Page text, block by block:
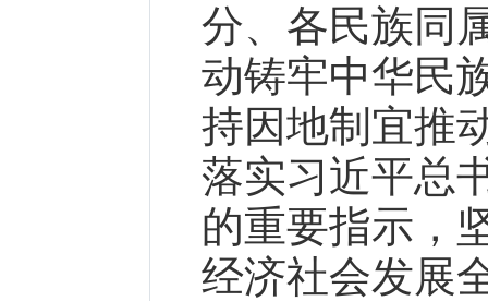
分、各民族同
动铸牢中华民
持因地制宜推
落实习近平总
的重要指示，
经济社会发展